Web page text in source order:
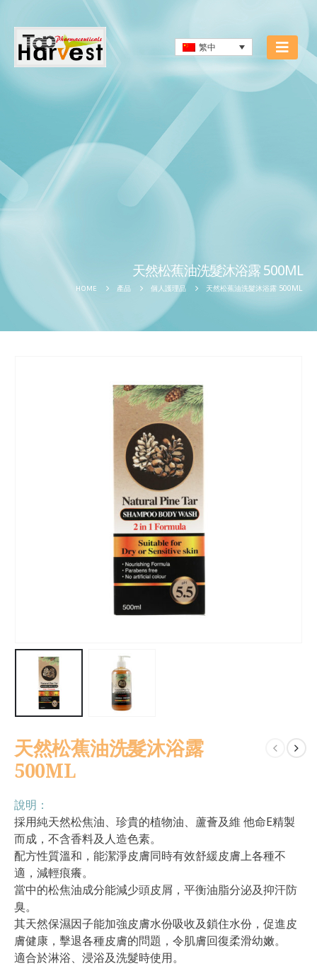
繁中
天然松蕉油洗髮沐浴露 500ML
HOME 產品 個人護理品 天然松蕉油洗髮沐浴露 500ML
天然松蕉油洗髮沐浴露
500ML
說明：
採用純天然松焦油、珍貴的植物油、蘆薈及維 他命E精製
而成，不含香料及人造色素。
配方性質溫和，能潔淨皮膚同時有效舒緩皮膚上各種不
適，減輕痕癢。
當中的松焦油成分能減少頭皮屑，平衡油脂分泌及抑汗防
臭。
其天然保濕因子能加強皮膚水份吸收及鎖住水份，促進皮
膚健康，擊退各種皮膚的問題，令肌膚回復柔滑幼嫩。
適合於淋浴、浸浴及洗髮時使用。